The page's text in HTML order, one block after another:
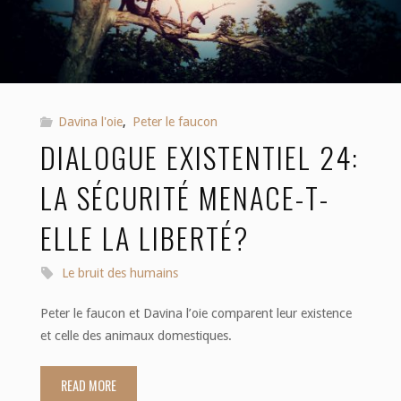
culturelles"
Davina l'oie, Peter le faucon
DIALOGUE EXISTENTIEL 24:
LA SÉCURITÉ MENACE-T-
ELLE LA LIBERTÉ?
Le bruit des humains
Peter le faucon et Davina l’oie comparent leur existence
et celle des animaux domestiques.
READ MORE"Dialogue